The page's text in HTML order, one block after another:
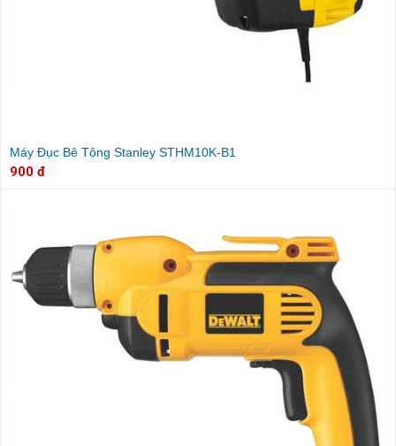
Máy Đục Bê Tông Stanley STHM10K-B1
900 đ